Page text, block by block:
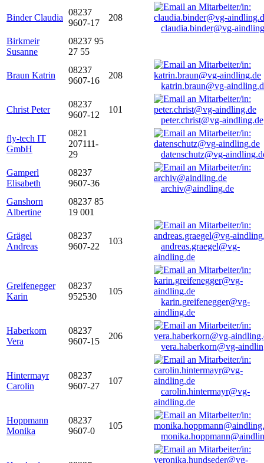
Binder Claudia
08237
9607-17
208
claudia.binder@vg-
Birkmeir
Susanne
08237 95
27 55
Braun Katrin
08237
9607-16
208
katrin.braun@vg-
Christ Peter
08237
9607-12
101
peter.christ@vg-aindling.de
fly-tech IT
GmbH
0821
207111-
29
datenschutz@vg-
Gamperl
Elisabeth
08237
9607-36
archiv@aindling.de
Ganshorn
Albertine
08237 85
19 001
Grägel
Andreas
08237
9607-22
103
andreas.graegel@vg-
aindling.de
Greifenegger
Karin
08237
952530
105
karin.greifenegger@vg-
aindling.de
Haberkorn
Vera
08237
9607-15
206
vera.haberkorn@vg-
Hintermayr
Carolin
08237
9607-27
107
carolin.hintermayr@vg-
aindling.de
Hoppmann
Monika
08237
9607-0
105